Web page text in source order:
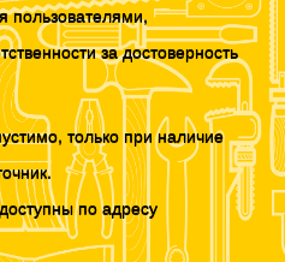
пользователями,
за достоверность
только при наличие
по адресу